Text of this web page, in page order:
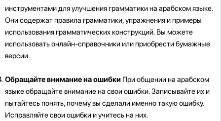
инструментами для улучшения грамматики на арабском языке.
Они содержат правила грамматики, упражнения и примеры
использования грамматических конструкций. Вы можете
использовать онлайн-справочники или приобрести бумажные
версии.
Обращайте внимание на ошибки При общении на арабском
языке обращайте внимание на свои ошибки. Записывайте их и
пытайтесь понять, почему вы сделали именно такую ошибку.
Исправляйте свои ошибки и учитесь на них.